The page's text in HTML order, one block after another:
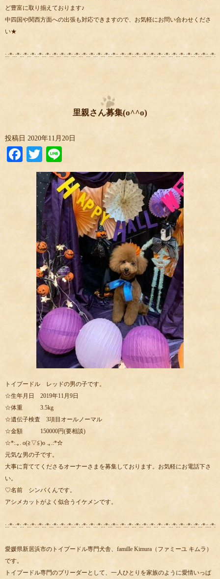
ど豊富に取り揃えております♪
中四国や関西方面への出張も対応できますので、お気軽にお問い合わせくださ
い★
:.:*:.:*:.:*:.:*:.:*:.:*:.:*:.:*:.:*:.:*:.:*:.:*:.:*:.:*:.:*::.:*:.:*:.:*:.:*:.:*:.:*:.:*:.:*:.:*:.:*:.:*:.:*::.:*:.:
里親さん募集(o^^o)
投稿日 2020年11月20日
Facebook
Twitter
トイプードル レッドの男の子です。
☆生年月日 2019年11月9日
☆体重 3.5kg
☆遺伝子検査 3項目オールノーマル
☆金額 150000円(要相談)
☆*:.｡. o(≧▽≦)o .｡.:*☆
元気な男の子です。
大事に育ててくださるオーナーさまを募集しております。お気軽にお電話下さ
い。
♡名前 シンバくんです。
アシメカットがよく似合うイケメンです。
:.:*:.:*:.:*:.:*:.:*:.:*:.:*:.:*:.:*:.:*:.:*:.:*:.:*:.:*:.:*::.:*:.:*:.:*:.:*:.:*:.:*:.:*:.:*:.:*:.:*:.:*:.:*::.:*:.:
愛媛県新居浜市のトイプードル専門犬舎、famille Kimura（ファミーユ キムラ）
です。
トイプードル専門のブリーダーとして、一人ひとりを家族のように愛情いっぱ